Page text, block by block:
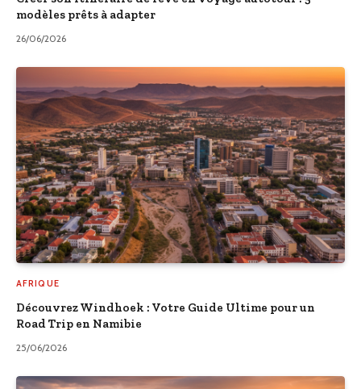
modèles prêts à adapter
26/06/2026
AFRIQUE
Découvrez Windhoek : Votre Guide Ultime pour un
Road Trip en Namibie
25/06/2026